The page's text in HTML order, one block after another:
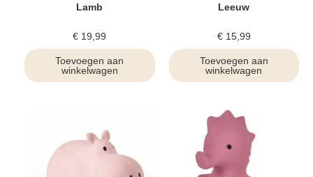
Lamb
€ 19,99
Toevoegen aan
winkelwagen
Leeuw
€15,99
Toevoegen aan
winkelwagen